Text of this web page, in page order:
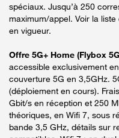
spéciaux. Jusqu’à 250
maximum/appel. Voir la
en vigueur.
Offre 5G+ Home (Flybox
accessible exclusivement
couverture 5G en 3,5GHz.
(déploiement en cours).
Gbit/s en réception et 250
théoriques, en Wifi 7, sous
bande 3,5 GHz, détails sur